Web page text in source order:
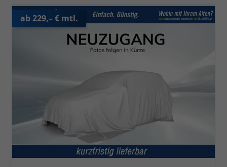
ab 229,– € mtl.